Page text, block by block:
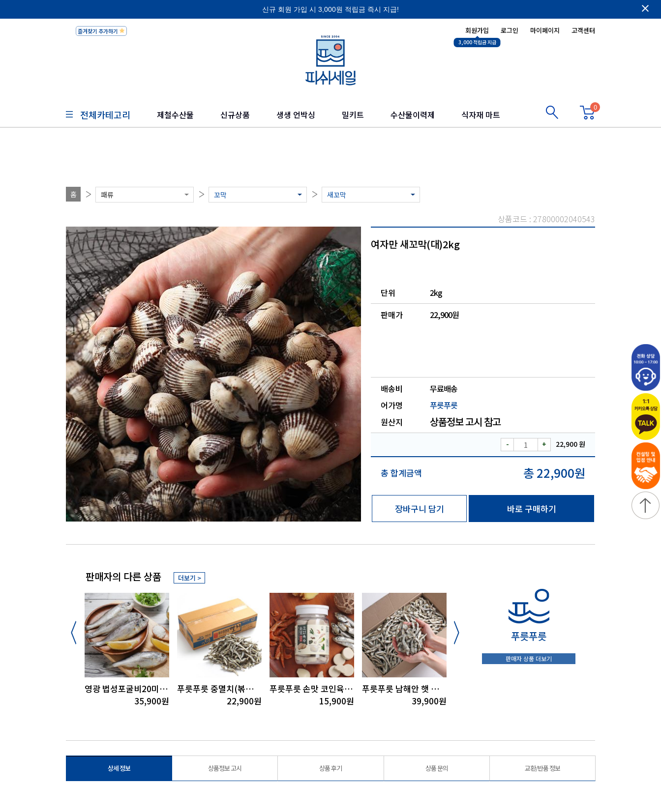
신규 회원 가입 시 3,000원 적립금 즉시 지급! close
전체카테고리 제철수산물 신규상품 생생 언박싱 밀키트 수산물이력제 식자재 마트
0
즐겨찾기 추가하기 회원가입
3,000 적립금 지급
로그인 마이페이지 고객센터
제품 찾기
홈 패류 꼬막 새꼬막
상품코드 : 27800002040543
여자만 새꼬막(대)2kg
단위
2kg
판매가
22,900원
배송비
무료배송
어가명
푸릇푸릇
원산지
상품정보 고시 참고
- + 22,900 원
총 합계금액 총 22,900원
장바구니 담기 바로 구매하기
판매자의 다른 상품 더보기 >
영광 법성포굴비20미(1.2kg내외)
35,900원
푸릇푸릇 중멸치(볶음용)1.5kg
22,900원
푸릇푸릇 손맛 코인육수1병(148g/4gx37정)
15,900원
푸릇푸릇 남해안 햇 다시멸치(육수용)1.5kg
39,900원
푸릇푸릇
판매자 상품 더보기
상세 정보 상품정보 고시 상품 후기 상품 문의 교환/반품 정보